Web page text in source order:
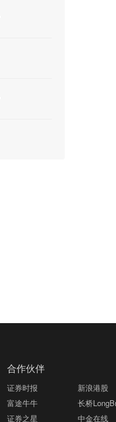
合作伙伴
证券时报 新浪港股
富途牛牛
长桥
证券之星
中金在线